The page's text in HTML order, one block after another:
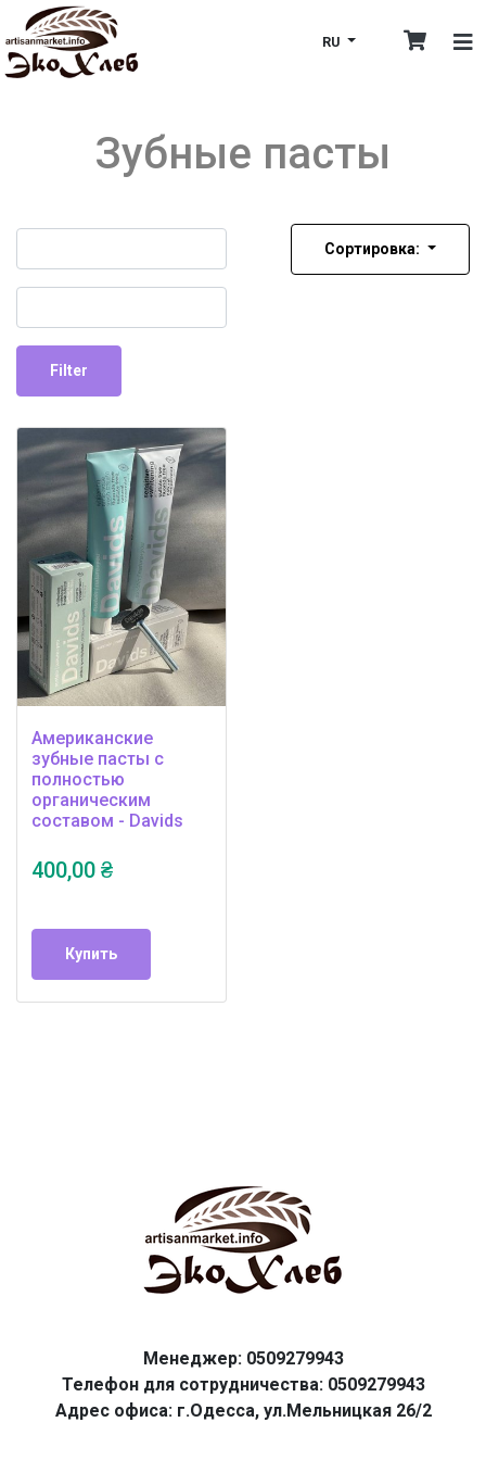
RU
Зубные пасты
Filter
Сортировка:
Американские
зубные пасты с
полностью
органическим
составом - Davids
400,00 ₴
Купить
Менеджер: 0509279943
Телефон для сотрудничества: 0509279943
Адрес офиса: г.Одесса, ул.Мельницкая 26/2